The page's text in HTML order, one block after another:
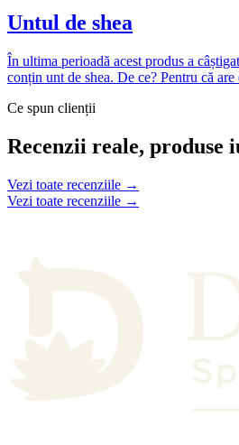
Untul de shea
În ultima perioadă acest produs a
conțin unt de shea. De ce? Pentru că
Ce spun clienții
Recenzii reale, produse
Vezi toate recenziile →
Vezi toate recenziile →